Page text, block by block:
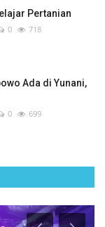
Pertanian
0 718
Ada di Yunani,
0 699